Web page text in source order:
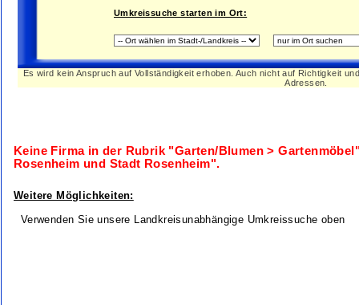
Umkreissuche starten im Ort:
Es wird kein Anspruch auf Vollständigkeit erhoben. Auch nicht auf Richtigkeit
Adressen.
Keine Firma in der Rubrik "Garten/Blumen >
Rosenheim und Stadt Rosenheim".
Weitere Möglichkeiten:
Verwenden Sie unsere Landkreisunabhängige Umkreissuche oben